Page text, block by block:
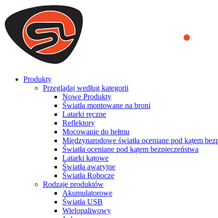
We use cookies to ensure that we provide you the best experience
you a better experience. To learn more or to find out how you can
ACCEPT AND CLOSE
Produkty
Przeglądaj według kategorii
Nowe Produkty
Światła montowane na broni
Latarki ręczne
Reflektory
Mocowanie do hełmu
Międzynarodowe światła oceniane pod kątem
Światła oceniane pod kątem bezpieczeństwa
Latarki kątowe
Światła awaryjne
Światła Robocze
Rodzaje produktów
Akumulatorowe
Światła USB
Wielopaliwowy